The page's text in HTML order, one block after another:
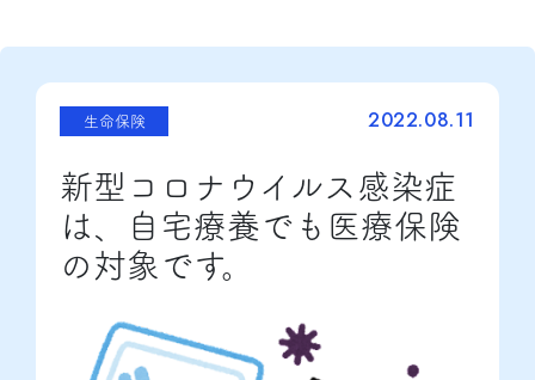
生命保険 2022.08.11
新型コロナウイルス感染症
は、自宅療養でも医療保険
の対象です。